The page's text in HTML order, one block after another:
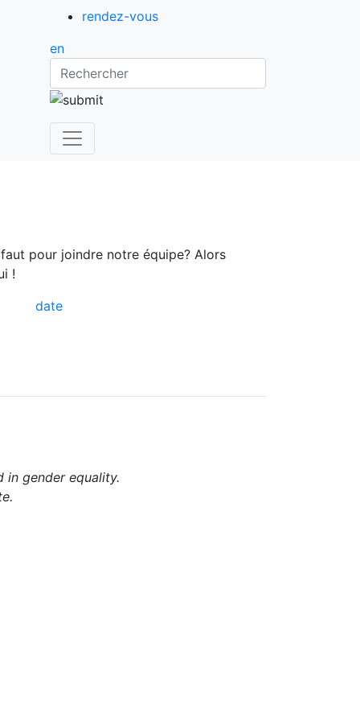
rendez-vous
en
Rechercher
pour joindre notre équipe? Alors
!
date
gender equality.